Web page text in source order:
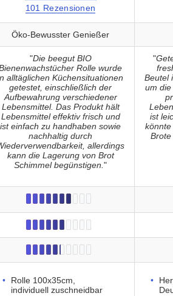
101 Rezensionen
Öko-Bewusster Genießer
"Die beegut BIO
Rolle wurde
alltäglichen Küchensituationen
getestet, einschließlich der
Aufbewahrung verschiedener
Lebensmittel. Das Produkt hält
Lebensmittel effektiv frisch und
ist einfach zu handhaben sowie
nachhaltig durch
allerdings
kann die Lagerung von Brot
Schimmel begünstigen."
"
Beutel
um
ist
Rolle 100x35cm,
individuell zuschneidbar